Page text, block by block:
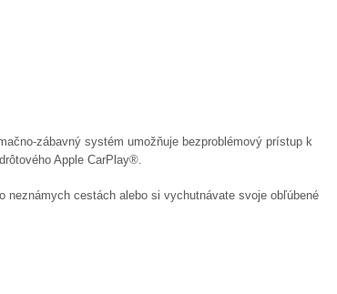
zábavný systém umožňuje bezproblémový prístup k
Apple CarPlay®.
neznámych cestách alebo si vychutnávate svoje obľúbené